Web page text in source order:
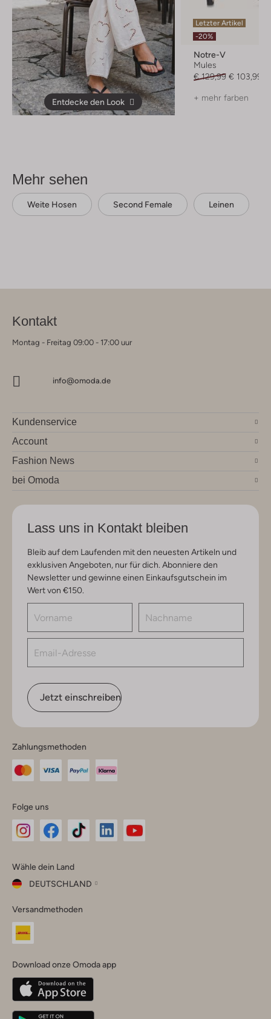
Entdecke den Look
Letzter Artikel
-20%
Notre-V
Mules
€ 129,99 € 103,99
+ mehr farben
Mehr sehen
Weite Hosen Second Female Leinen
Kontakt
Montag - Freitag 09:00 - 17:00 uur
info@omoda.de
Kundenservice
Account
Fashion News
bei Omoda
Lass uns in Kontakt bleiben
Bleib auf dem Laufenden mit den neuesten Artikeln und
exklusiven Angeboten, nur für dich. Abonniere den
Newsletter und gewinne einen Einkaufsgutschein im
Wert von €150.
Jetzt einschreiben
Zahlungsmethoden
Folge uns
Instagram
Facebook
TikTok
Wähle dein Land
DEUTSCHLAND
dein
Land
Belgique(Français)
Deutschland
Versandmethoden
Download onze Omoda app